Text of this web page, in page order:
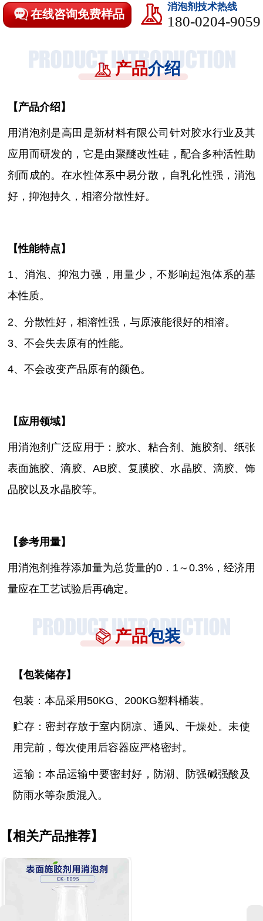
在线咨询免费样品
消泡剂技术热线
180-0204-9059
产品介绍
【产品介绍】
用消泡剂 是高田是新材料有限公司针对胶水行业及其
应用而研发的，它是由聚醚改性硅，配合多种活性助
剂而成的。在水性体系中易分散，自乳化性强，消泡
好，抑泡持久，相溶分散性好。
【性能特点】
1、消泡、抑泡力强，用量少，不影响起泡体系的基
本性质。
2、分散性好，相溶性强，与原液能很好的相溶。
3、不会失去原有的性能。
4、不会改变产品原有的颜色。
【应用领域】
用消泡剂广泛应用于：胶水、粘合剂、施胶剂、 纸张
表面施胶、滴胶、 AB胶、复膜胶、水晶胶、滴胶、饰
品胶以及水晶胶等。
【参考用量】
用消泡剂推荐添加量为总货量的0．1～0.3%，经济用
量应在工艺试验后再确定。
产品包装
【包装储存】
包装：本品采用50KG、200KG塑料桶装。
贮存：密封存放于室内阴凉、通风、干燥处。未使
用完前，每次使用后容器应严格密封。
运输：本品运输中要密封好，防潮、防强碱强酸及
防雨水等杂质混入。
【相关产品推荐】